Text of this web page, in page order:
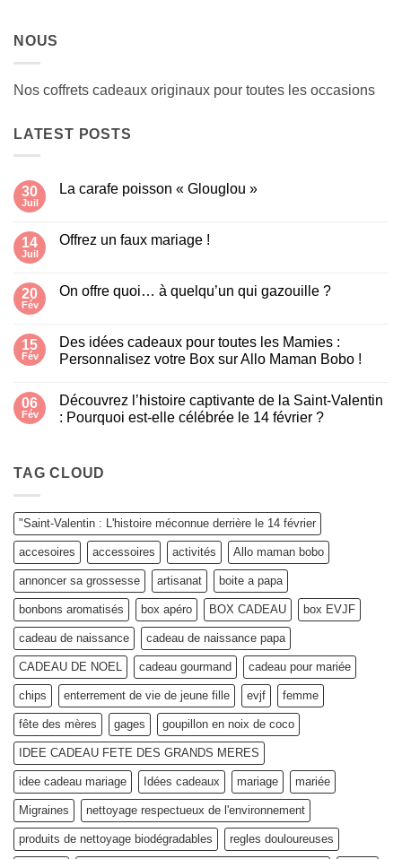
NOUS
Nos coffrets cadeaux originaux pour toutes les occasions
LATEST POSTS
30
Juil
La carafe poisson « Glouglou »
La
14
Juil
Offrez un faux mariage !
Offrez
20
Fév
On offre quoi… à quelqu’un qui gazouille ?
On
offre
quoi…
qui
gazouille
?
15
Fév
Des idées cadeaux pour toutes les Mamies :
Personnalisez votre Box sur Allo Maman Bobo !
sur
Des
idées
les
votre
Box
sur
Allo
Maman
!
06
Fév
Découvrez l’histoire captivante de la Saint-Valentin
: Pourquoi est-elle célébrée le 14 février ?
Découvrez
la
Saint-
Valentin
:
Pourquoi
elle
célébrée
le
14
février
?
TAG CLOUD
"Saint-Valentin : L'histoire méconnue derrière le 14 février
accesoires accessoires activités Allo maman bobo
annoncer sa grossesse artisanat boite a papa
bonbons aromatisés box apéro BOX CADEAU box EVJF
cadeau de naissance cadeau de naissance papa
CADEAU DE NOEL cadeau gourmand cadeau pour mariée
chips enterrement de vie de jeune fille evjf femme
fête des mères gages goupillon en noix de coco
IDEE CADEAU FETE DES GRANDS MERES
idee cadeau mariage Idées cadeaux mariage mariée
Migraines nettoyage respectueux de l'environnement
produits de nettoyage biodégradables regles douloureuses